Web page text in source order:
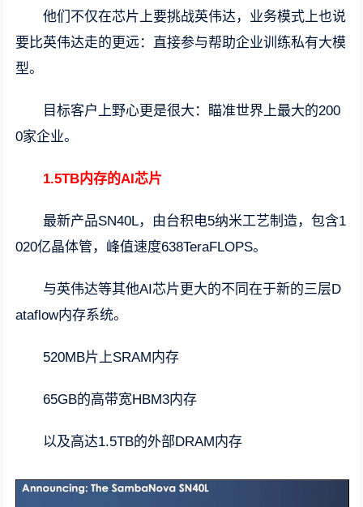
他们不仅在芯片上要挑战英伟达，业务模式上也说
要比英伟达走的更远：直接参与帮助企业训练私有大模
型。
目标客户上野心更是很大：瞄准世界上最大的200
0家企业。
1.5TB内存的AI芯片
最新产品SN40L，由台积电5纳米工艺制造，包含1
020亿晶体管，峰值速度638TeraFLOPS。
与英伟达等其他AI芯片更大的不同在于新的三层D
ataflow内存系统。
520MB片上SRAM内存
65GB的高带宽HBM3内存
以及高达1.5TB的外部DRAM内存